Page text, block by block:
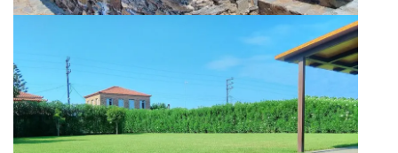
Εγκατάσταση χλοοτάπητα Paspalum σε
Εξοχική κατοικία στο Βραχάτι Κορινθίας